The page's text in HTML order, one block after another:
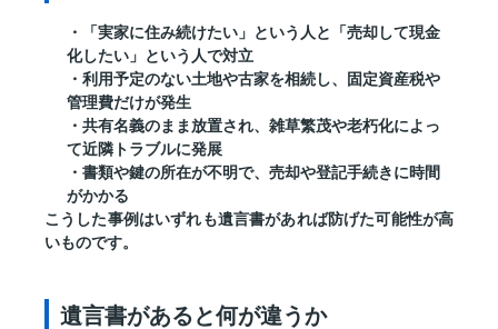
・「実家に住み続けたい」という人と「売却して現金
化したい」という人で対立
・利用予定のない土地や古家を相続し、固定資産税や
管理費だけが発生
・共有名義のまま放置され、雑草繁茂や老朽化によっ
て近隣トラブルに発展
・書類や鍵の所在が不明で、売却や登記手続きに時間
がかかる
こうした事例はいずれも遺言書があれば防げた可能性が高
いものです。
遺言書があると何が違うか